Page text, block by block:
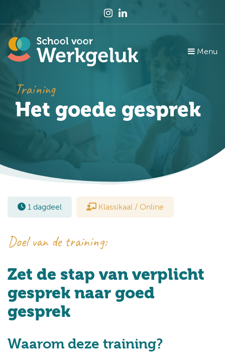
Menu
Training
Het goede gesprek
1 dagdeel Klassikaal / Online
Doel van de training:
Zet de stap van verplicht
gesprek naar goed
gesprek
Waarom deze training?